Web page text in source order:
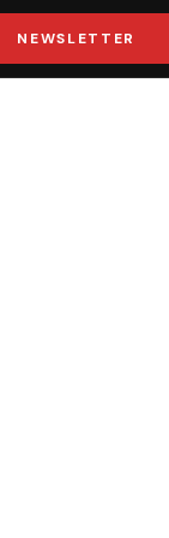
NEWSLETTER